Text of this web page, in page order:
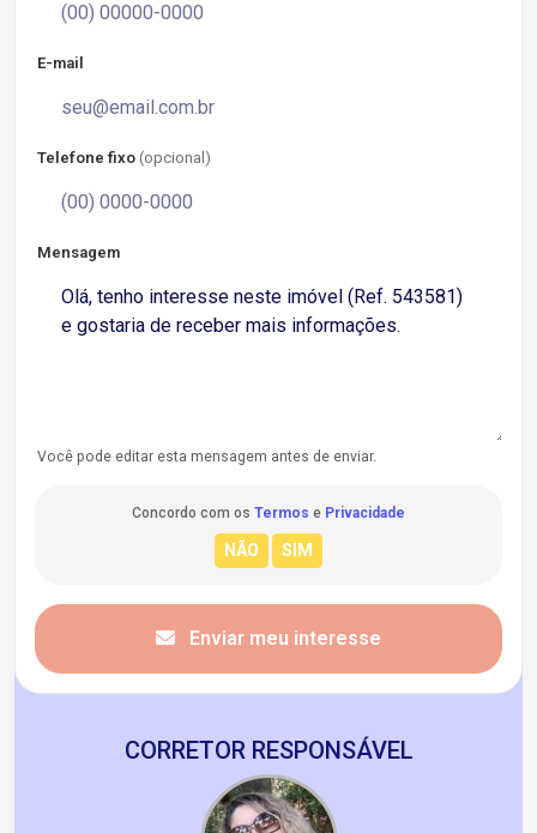
E-mail
Telefone fixo (opcional)
Mensagem
Você pode editar esta mensagem antes de enviar.
Concordo com os Termos e Privacidade
Enviar meu interesse
CORRETOR RESPONSÁVEL